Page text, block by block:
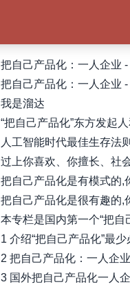
把自己产品化：一人企业 -
把自己产品化：一人企业
我是溜达
“把自己产品化”东方发起
人工智能时代最佳生存法
过上你喜欢、你擅长、社
把自己产品化是有模式的,
把自己产品化是很有趣的,
本专栏是国内第一个“把自
1 介绍“把自己产品化”最
2 把自己产品化：一人企
3 国外把自己产品化一人